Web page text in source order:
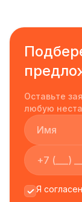
Оставьте
любую
Я